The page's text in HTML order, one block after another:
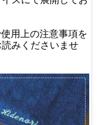
用上の注意事項を
みくださいませ